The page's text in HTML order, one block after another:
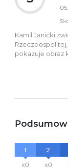
Kamil Janicki
pokazuje obraz
1
x0
2
x0